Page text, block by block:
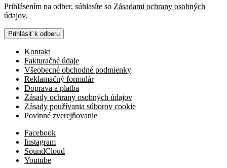
Prihlásením na odber, súhlasíte so Zásadami ochrany osobných
údajov.
Prihlásiť k odberu
Kontakt
Fakturačné údaje
Všeobecné obchodné podmienky
Reklamačný formulár
Doprava a platba
Zásady ochrany osobných údajov
Zásady používania súborov cookie
Povinné zverejňovanie
Facebook
Instagram
SoundCloud
Youtube